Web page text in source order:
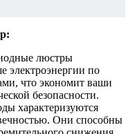
люстры
электроэнергии по
что экономит ваши
безопасности.
характеризуются
Они способны